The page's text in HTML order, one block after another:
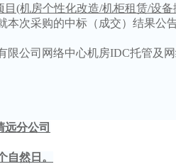
(机房个性化改造/机柜租赁/设
本次采购的中标（成交）结果公
限公司网络中心机房IDC托管及
远分公司
自然日。